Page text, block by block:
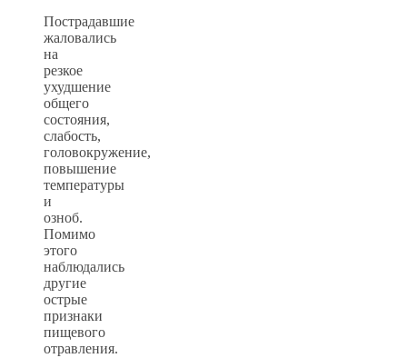
Пострадавшие
жаловались
на
резкое
ухудшение
общего
состояния,
слабость,
головокружение,
повышение
температуры
и
озноб.
Помимо
этого
наблюдались
другие
острые
признаки
пищевого
отравления.